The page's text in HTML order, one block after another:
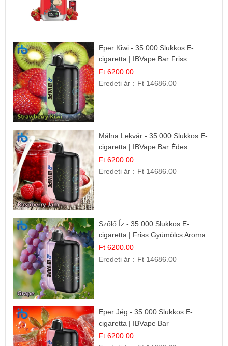
Eper Kiwi - 35.000 Slukkos E-
cigaretta | IBVape Bar Friss
Gyümölcs Ízek
Ft 6200.00
Eredeti ár： Ft 14686.00
Málna Lekvár - 35.000 Slukkos E-
cigaretta | IBVape Bar Édes
Gyümölcs Íz
Ft 6200.00
Eredeti ár： Ft 14686.00
Szőlő Íz - 35.000 Slukkos E-
cigaretta | Friss Gyümölcs Aroma
Ft 6200.00
Eredeti ár： Ft 14686.00
Eper Jég - 35.000 Slukkos E-
cigaretta | IBVape Bar
Ft 6200.00